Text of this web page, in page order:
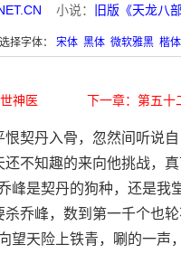
小说： 旧版《天龙八部
选择字体： 宋体 黑体 微软雅黑 楷体
神医 下一章：第五
契丹入骨，忽然间听说
不知趣的来向他挑战，
峰是契丹的狗种，还是我
乔峰，数到第一千个也
望天险上铁青，唰的一声